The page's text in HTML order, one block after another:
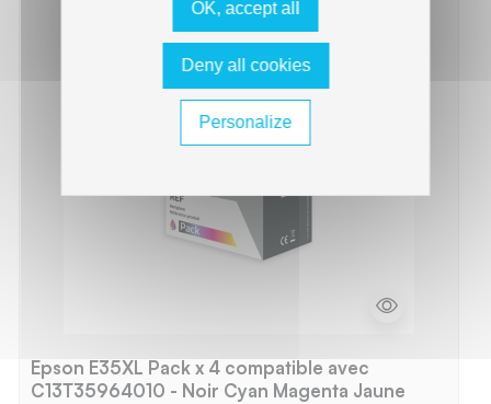
Epson E35XL Pack x 4 compatible avec
C13T35964010 - Noir Cyan Magenta Jaune
OK, accept all
Deny all cookies
Personalize